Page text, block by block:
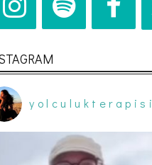
yolculukterapisi